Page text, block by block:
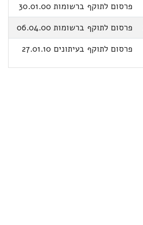
פרסום לתוקף ברשומות 30.01.00
פרסום לתוקף ברשומות 06.04.00
פרסום לתוקף בעיתונים 27.01.10